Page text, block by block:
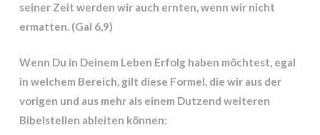
seiner Zeit werden wir auch ernten, wenn wir nicht
ermatten. (Gal 6,9)
Wenn Du in Deinem Leben Erfolg haben möchtest, egal
in welchem Bereich, gilt diese Formel, die wir aus der
vorigen und aus mehr als einem Dutzend weiteren
Bibelstellen ableiten können: